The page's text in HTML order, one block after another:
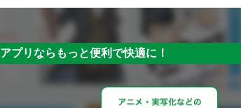
アプリならもっと便利で快適に！